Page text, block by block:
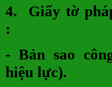
4. Giấy tờ
:
- Bản sao
hiệu lực).